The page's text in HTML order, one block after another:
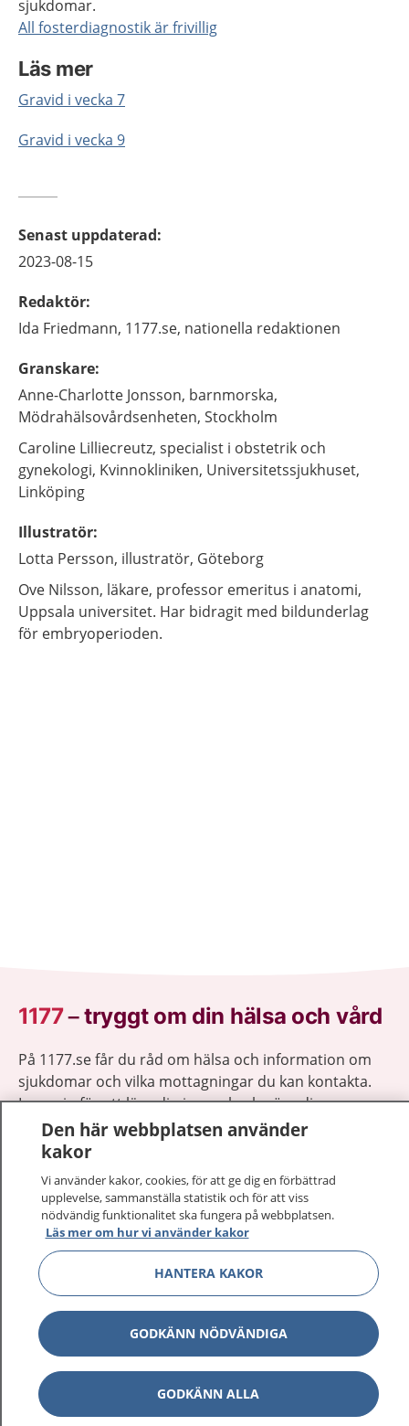
sjukdomar.
All fosterdiagnostik är frivillig
Läs mer
Gravid i vecka 7
Gravid i vecka 9
Senast uppdaterad:
2023-08-15
Redaktör:
Ida Friedmann, 1177.se, nationella redaktionen
Granskare:
Anne-Charlotte Jonsson, barnmorska,
Mödrahälsovårdsenheten, Stockholm
Caroline Lilliecreutz, specialist i obstetrik och
gynekologi, Kvinnokliniken, Universitetssjukhuset,
Linköping
Illustratör:
Lotta Persson, illustratör, Göteborg
Ove Nilsson, läkare, professor emeritus i anatomi,
Uppsala universitet. Har bidragit med bildunderlag
för embryoperioden.
1177–tryggt om din hälsa och vård
På 1177.se får du råd om hälsa och information om
sjukdomar och vilka mottagningar du kan kontakta.
Logga in för att läsa din journal och göra dina
vårdärenden. Ring telefonnummer 1177 för
sjukvårdsrådgivning dygnet runt.
1177 på flera språk Visa
Om 1177 Visa
Kontakt Visa
Den här webbplatsen använder
kakor
Vi använder kakor, cookies, för att ge dig en förbättrad
upplevelse, sammanställa statistik och för att viss
nödvändig funktionalitet ska fungera på webbplatsen.
Läs mer om hur vi använder kakor
HANTERA KAKOR
GODKÄNN NÖDVÄNDIGA
GODKÄNN ALLA